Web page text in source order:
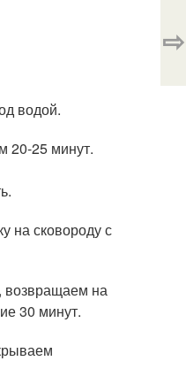
водой.
20-25 минут.
на сковороду с
возвращаем на
30 минут.
⇨